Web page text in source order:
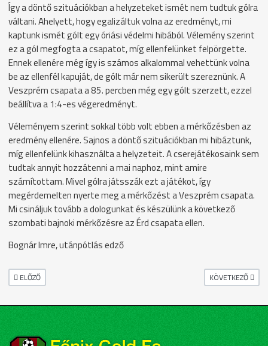
Így a döntő szituációkban a helyzeteket ismét nem tudtuk gólra
váltani. Ahelyett, hogy egalizáltuk volna az eredményt, mi
kaptunk ismét gólt egy óriási védelmi hibából. Vélemény szerint
ez a gól megfogta a csapatot, míg ellenfelünket felpörgette.
Ennek ellenére még így is számos alkalommal vehettünk volna
be az ellenfél kapuját, de gólt már nem sikerült szereznünk. A
Veszprém csapata a 85. percben még egy gólt szerzett, ezzel
beállítva a 1:4-es végeredményt.
Véleményem szerint sokkal több volt ebben a mérkőzésben az
eredmény ellenére. Sajnos a döntő szituációkban mi hibáztunk,
míg ellenfelünk kihasználta a helyzeteit. A cserejátékosaink sem
tudtak annyit hozzátenni a mai naphoz, mint amire
számítottam. Mivel gólra játsszák ezt a játékot, így
megérdemelten nyerte meg a mérkőzést a Veszprém csapata.
Mi csináljuk tovább a dologunkat és készülünk a következő
szombati bajnoki mérkőzésre az Érd csapata ellen.
Bognár Imre, utánpótlás edző
ELŐZŐ CIKK: MÓR - FŐNIX FELNŐTT MEGYE I. MÉRKŐZÉS
ELŐZŐ KÖVETKEZŐ
KÖVETKEZŐ